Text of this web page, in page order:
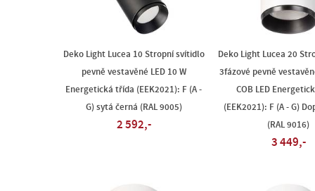
Deko Light Lucea 10 Stropní svítidlo
pevně vestavěné LED 10 W
Energetická třída (EEK2021): F (A -
G) sytá černá (RAL 9005)
2 592,-
Deko Light Lucea 20
3fázové pevně
COB LED
(EEK2021): F (A - G)
(RAL 9016)
3 449,-